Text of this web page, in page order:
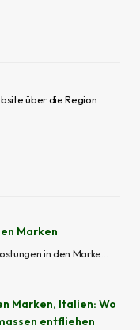
über die Region
Marken
Entdecken Sie Weinverkostungen in den Marken mit geführten Weintouren, Besuchen von Weinbergen, Kellereierlebnissen und lokalen Weingütern in Ascoli Piceno, Fermo, Macerata, Ancona und Pesaro-Urbino.
Marken, Italien: Wo
entfliehen